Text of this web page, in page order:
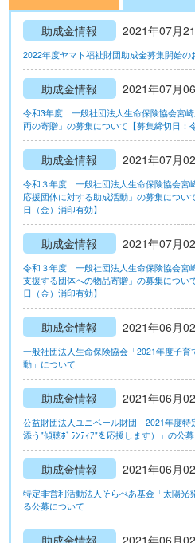
助成金情報 2021年07月
2022年度ヤマト福祉財団助成金募集開始の
助成金情報 2021年07月
令和3年度 一般社団法人生命保険協会宮
両の寄贈」の募集について【募集締切日：
助成金情報 2021年07月
令和３年度 一般社団法人生命保険協会宮
応援団体に対する助成活動」の募集につい
日（金）消印有効】
助成金情報 2021年07月
令和３年度 一般社団法人生命保険協会宮
支援する団体への物品寄贈」の募集につ
日（金）消印有効】
助成金情報 2021年06月
一般社団法人生命保険協会「2021年度子
動」について
助成金情報 2021年06月
公益財団法人ユニベール財団「2021年度
添う"傾聴ﾎﾞﾗﾝﾃｨｱ"を応援します）」の公
助成金情報 2021年06月
特定非営利活動法人そらべあ基金「太陽光
る公募について
助成金情報 2021年06月